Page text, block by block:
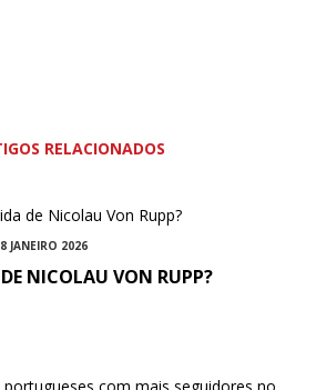
RELACIONADOS
JANEIRO 2026
NICOLAU VON RUPP?